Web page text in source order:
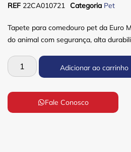
REF 22CA010721 Categoria Pet
Tapete para comedouro pet da Euro
do animal com segurança, alta
Adicionar ao carrinho
Fale Conosco